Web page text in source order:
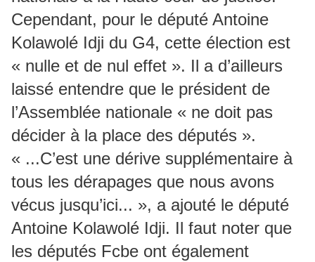
Cependant, pour le député Antoine
Kolawolé Idji du G4, cette élection est
« nulle et de nul effet ». Il a d’ailleurs
laissé entendre que le président de
l’Assemblée nationale « ne doit pas
décider à la place des députés ».
« ...C’est une dérive supplémentaire à
tous les dérapages que nous avons
vécus jusqu’ici... », a ajouté le député
Antoine Kolawolé Idji. Il faut noter que
les députés Fcbe ont également